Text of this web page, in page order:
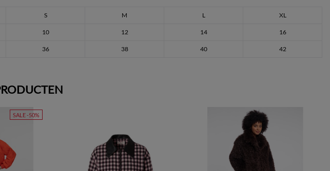
S M L XL
10 12 14 16
36 38 40 42
SALE -50%